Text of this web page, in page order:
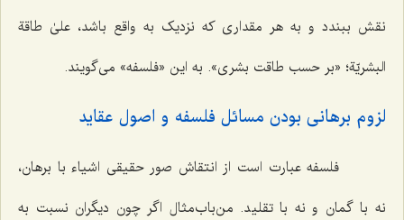
نقش ببندد و به هر مقداری که نزدیک به واقع باشد،علیٰ طاقة
البشریّة؛ «بر حسب طاقت بشری». به این «فلسفه» می‌گویند.
لزوم برهانی بودن مسائل فلسفه و اصول عقاید
فلسفه عبارت است از انتقاش صور حقیقی اشیاء با برهان،
نه با گمان و نه با تقلید. من‌باب‌مثال اگر چون دیگران نسبت به